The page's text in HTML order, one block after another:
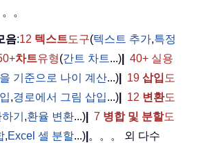
。
음:12 텍스트도구(텍스트 추가,특정
차트유형(간트 차트...)
40+ 실용
기준으로 나이 계산...) 19 삽입 도
,경로에서 그림 삽입...) 12 변환도
기 ,환율 변환...) 7 병합 및 분할도
,Excel 셀 분할...) 。。。 외 다수